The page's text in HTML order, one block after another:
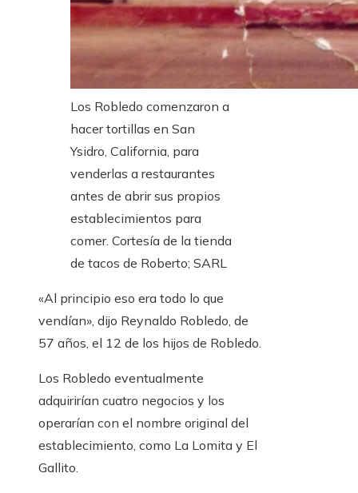
Los Robledo comenzaron a
hacer tortillas en San
Ysidro, California, para
venderlas a restaurantes
antes de abrir sus propios
establecimientos para
comer. Cortesía de la tienda
de tacos de Roberto; SARL
«Al principio eso era todo lo que
vendían», dijo Reynaldo Robledo, de
57 años, el 12 de los hijos de Robledo.
Los Robledo eventualmente
adquirirían cuatro negocios y los
operarían con el nombre original del
establecimiento, como La Lomita y El
Gallito.